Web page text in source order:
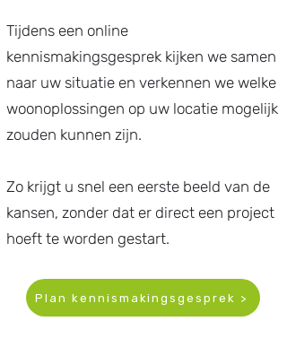
Tijdens een online
kennismakingsgesprek kijken we samen
naar uw situatie en verkennen we welke
woonoplossingen op uw locatie mogelijk
zouden kunnen zijn.
Zo krijgt u snel een eerste beeld van de
kansen, zonder dat er direct een project
hoeft te worden gestart.
Plan kennismakingsgesprek >